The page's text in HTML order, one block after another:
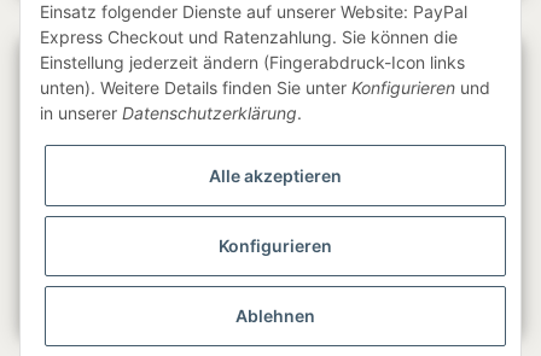
Gesetzliche Informationen
Einsatz folgender Dienste auf unserer Website: PayPal
Express Checkout und Ratenzahlung. Sie können die
Einstellung jederzeit ändern (Fingerabdruck-Icon links
unten). Weitere Details finden Sie unter Konfigurieren und
in unserer Datenschutzerklärung.
Alle akzeptieren
Konfigurieren
Ablehnen